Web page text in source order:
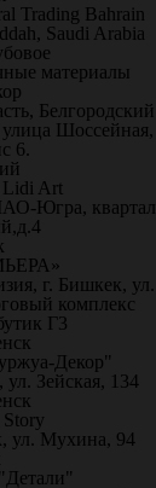
Trading Bahrain
Saudi Arabia
материалы
Белгородский
Шоссейная,
6.
Lidi Art
Югра, квартал
г. Бишкек, ул.
комплекс
Г3
Декор"
ул. Зейская, 134
ул. Мухина, 94